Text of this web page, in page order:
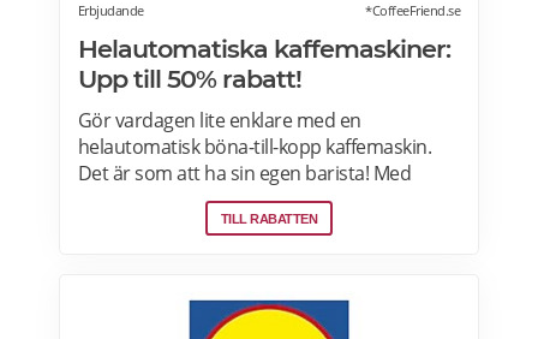
Erbjudande *CoffeeFriend.se
Helautomatiska kaffemaskiner:
Upp till 50% rabatt!
Gör vardagen lite enklare med en
helautomatisk böna-till-kopp kaffemaskin.
Det är som att ha sin egen barista! Med
kaffemaskiner har du möjlighet att finjustera
styrka, temperatur, arominställning
TILL RABATTEN